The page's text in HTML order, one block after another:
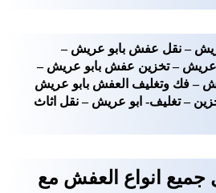
– نقل عفش بابو عريش –
– تخزين عفش بابو عريش –
– فك وتغليف العفش بابو عريش
– تغليف- ابو عريش – نقل اثاث
جميع انواع العفش مع